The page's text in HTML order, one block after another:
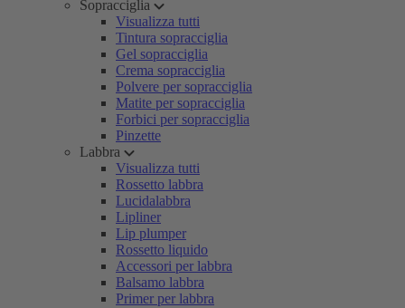
Sopracciglia
Visualizza tutti
Tintura sopracciglia
Gel sopracciglia
Crema sopracciglia
Polvere per sopracciglia
Matite per sopracciglia
Forbici per sopracciglia
Pinzette
Labbra
Visualizza tutti
Rossetto labbra
Lucidalabbra
Lipliner
Lip plumper
Rossetto liquido
Accessori per labbra
Balsamo labbra
Primer per labbra